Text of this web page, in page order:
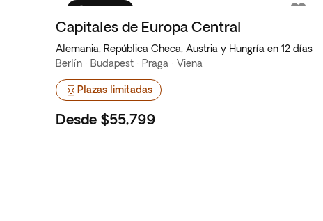
Capitales de Europa Central
Alemania, República Checa, Austria y Hungría en 12 días
Berlín · Budapest · Praga · Viena
Plazas limitadas
Desde $55,799